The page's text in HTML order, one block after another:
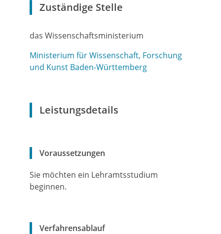
Zuständige Stelle
das Wissenschaftsministerium
Ministerium für Wissenschaft, Forschung
und Kunst Baden-Württemberg
Leistungsdetails
Voraussetzungen
Sie möchten ein Lehramtsstudium
beginnen.
Verfahrensablauf